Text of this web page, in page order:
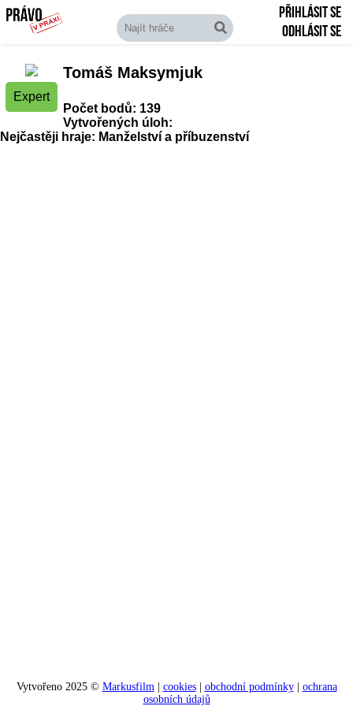
Přihlásit se
Odhlásit se
Expert
Tomáš Maksymjuk
Počet bodů: 139
Vytvořených úloh:
Nejčastěji hraje: Manželství a příbuzenství
Vytvořeno 2025 © Markusfilm| cookies| obchodní podmínky| ochrana
osobních údajů